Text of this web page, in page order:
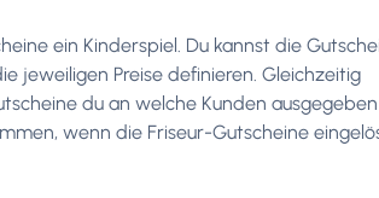
ein Kinderspiel. Du kannst die
jeweiligen Preise definieren. Gleichzeitig
du an welche Kunden ausgegeben
wenn die Friseur-Gutscheine